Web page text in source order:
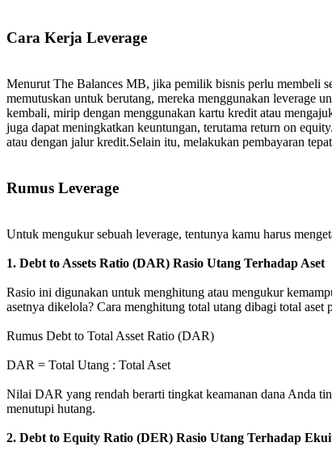
Cara Kerja Leverage
Menurut The Balances MB, jika pemilik bisnis perlu membeli
memutuskan untuk berutang, mereka menggunakan leverage
kembali, mirip dengan menggunakan kartu kredit atau
juga dapat meningkatkan keuntungan, terutama return on
atau dengan jalur kredit.Selain itu, melakukan pembayaran
Rumus Leverage
Untuk mengukur sebuah leverage, tentunya kamu harus
1. Debt to Assets Ratio (DAR) Rasio Utang Terhadap Aset
Rasio ini digunakan untuk menghitung atau mengukur
asetnya dikelola? Cara menghitung total utang dibagi total aset
Rumus Debt to Total Asset Ratio (DAR)
DAR = Total Utang : Total Aset
Nilai DAR yang rendah berarti tingkat keamanan dana Anda
menutupi hutang.
2. Debt to Equity Ratio (DER) Rasio Utang Terhadap